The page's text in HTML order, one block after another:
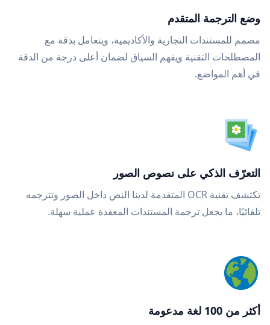
وضع الترجمة المتقدم
مصمم للمستندات التجارية والأكاديمية، ويتعامل بدقة مع
المصطلحات التقنية ويفهم السياق لضمان أعلى درجة من الدقة
في أهم المواضع.
التعرّف الذكي على نصوص الصور
تكتشف تقنية OCR المتقدمة لدينا النص داخل الصور وتترجمه
تلقائيًا، ما يجعل ترجمة المستندات المعقدة عملية سهلة.
أكثر من 100 لغة مدعومة